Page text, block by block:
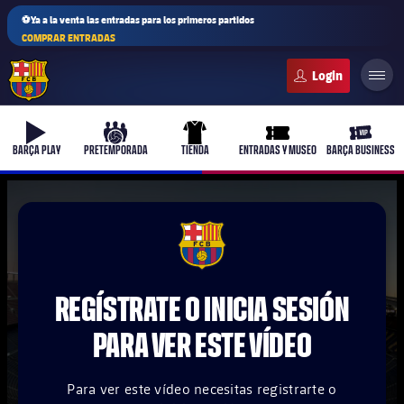
⚽Ya a la venta las entradas para los primeros partidos
COMPRAR ENTRADAS
b-play
BARÇA PLAY
culers-ball
PRETEMPORADA
uniform
TIENDA
ticket-full
ENTRADAS Y MUSEO
ticket-
BARÇA BUSINESS
plusicon
plusicon
más
FCB Barcelona badge
REGÍSTRATE O INICIA SESIÓN
PARA VER ESTE VÍDEO
Para ver este vídeo necesitas registrarte o